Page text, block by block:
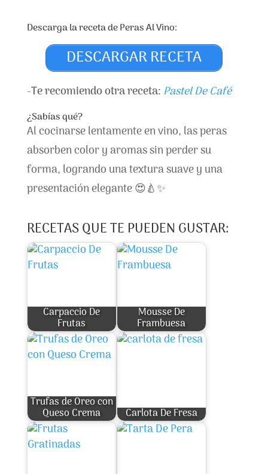
Descarga la receta de Peras Al Vino:
DESCARGAR RECETA
-Te recomiendo otra receta: Pastel De Café
¿Sabías qué?
Al cocinarse lentamente en vino, las peras
absorben color y aromas sin perder su
forma, logrando una textura suave y una
presentación elegante 😍🍐✨
RECETAS QUE TE PUEDEN GUSTAR:
Carpaccio De
Frutas
Mousse De
Frambuesa
Trufas de Oreo con
Queso Crema Carlota De Fresa